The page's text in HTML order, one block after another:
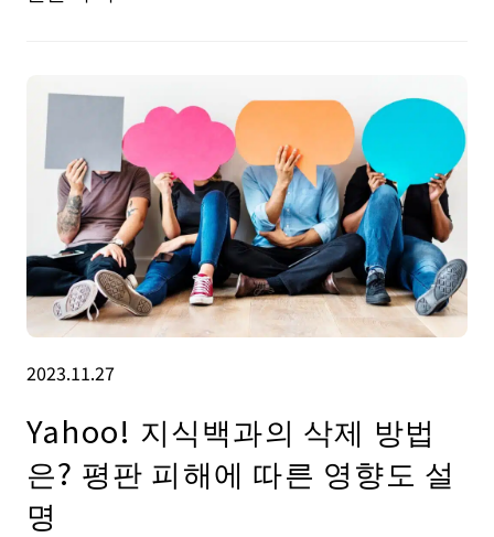
2023.11.27
Yahoo! 지식백과의 삭제 방법
은? 평판 피해에 따른 영향도 설
명